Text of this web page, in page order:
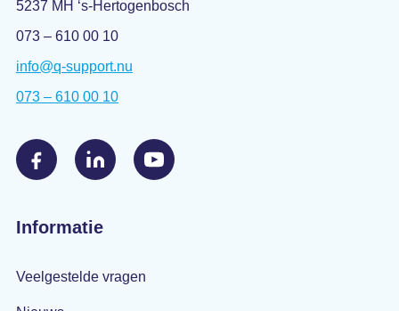
5237 MH ‘s-Hertogenbosch
073 – 610 00 10
info@q-support.nu
073 – 610 00 10
Informatie
Veelgestelde vragen